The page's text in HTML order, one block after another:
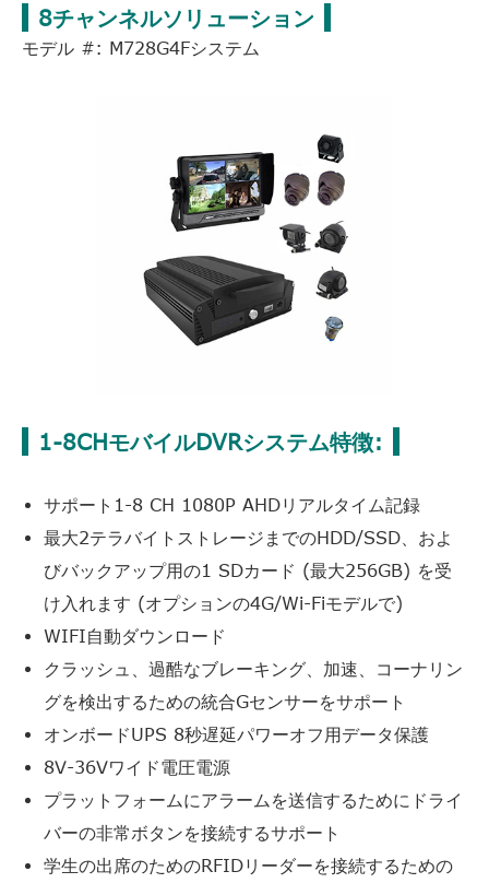
8チャンネルソリューション
モデル #: M728G4Fシステム
1-8CHモバイルDVRシステム特徴:
サポート1-8 CH 1080P AHDリアルタイム記録
最大2テラバイトストレージまでのHDD/SSD、およ
びバックアップ用の1 SDカード (最大256GB) を受
け入れます (オプションの4G/Wi-Fiモデルで)
WIFI自動ダウンロード
クラッシュ、過酷なブレーキング、加速、コーナリン
グを検出するための統合Gセンサーをサポート
オンボードUPS 8秒遅延パワーオフ用データ保護
8V-36Vワイド電圧電源
プラットフォームにアラームを送信するためにドライ
バーの非常ボタンを接続するサポート
学生の出席のためのRFIDリーダーを接続するための